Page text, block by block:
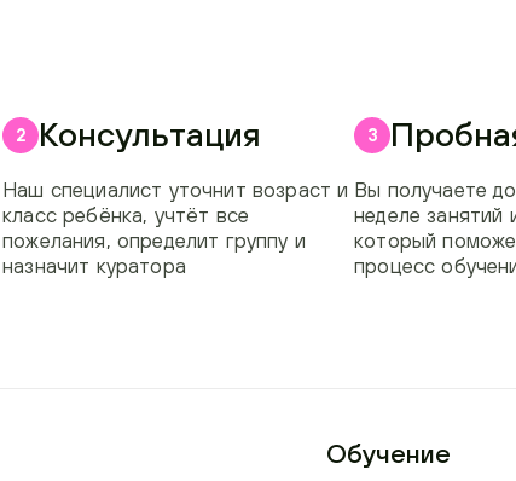
2 Консультация
Наш специалист уточнит возраст и
класс ребёнка, учтёт все
пожелания, определит группу и
назначит куратора
3
Вы получаете
неделе занятий
который
процесс
Обучение